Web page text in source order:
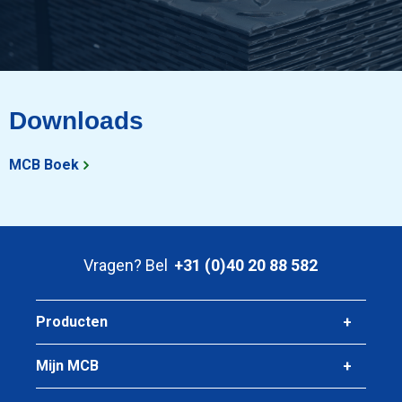
Downloads
MCB Boek
Vragen? Bel +31 (0)40 20 88 582
Producten
Mijn MCB